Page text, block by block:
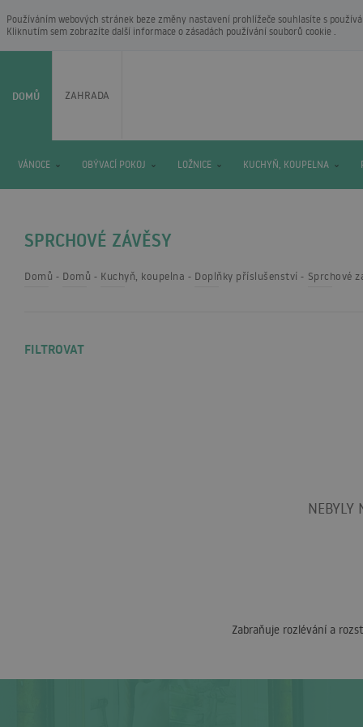
Používáním webových stránek beze změny nastavení prohlížeče souhlasíte s
Kliknutím sem zobrazíte další informace o zásadách používání souborů cookie .
DOMŮ ZAHRADA
VÁNOCE OBÝVACÍ POKOJ LOŽNICE KUCHYŇ, KOUPELNA
SPRCHOVÉ ZÁVĚSY
Domů Domů Kuchyň, koupelna Doplňky příslušenství Sprchové
FILTROVAT
Zabraňuje rozlévání a